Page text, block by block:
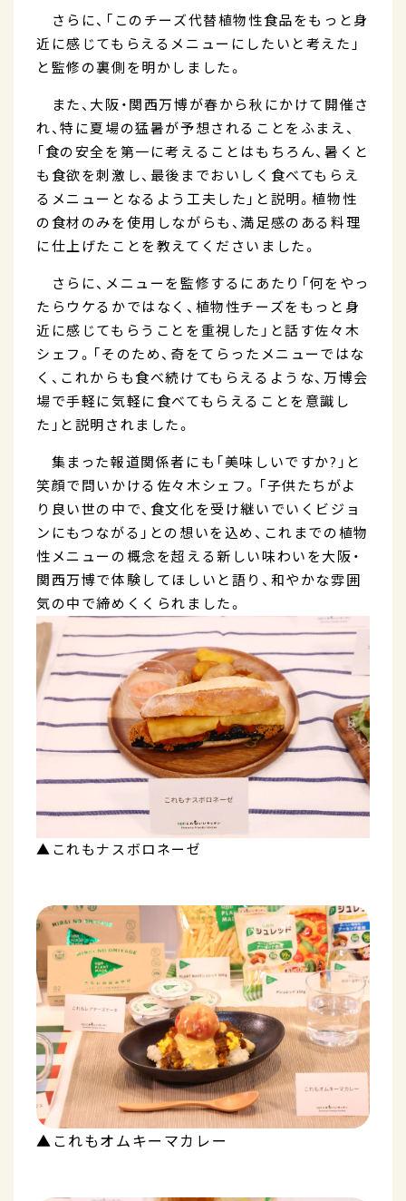
さらに、「このチーズ代替植物性食品をもっと身
近に感じてもらえるメニューにしたいと考えた」
と監修の裏側を明かしました。
また、大阪・関西万博が春から秋にかけて開催さ
れ、特に夏場の猛暑が予想されることをふまえ、
「食の安全を第一に考えることはもちろん、暑くと
も食欲を刺激し、最後までおいしく食べてもらえ
るメニューとなるよう工夫した」と説明。植物性
の食材のみを使用しながらも、満足感のある料理
に仕上げたことを教えてくださいました。
さらに、メニューを監修するにあたり「何をやっ
たらウケるかではなく、植物性チーズをもっと身
近に感じてもらうことを重視した」と話す佐々木
シェフ。「そのため、奇をてらったメニューではな
く、これからも食べ続けてもらえるような、万博会
場で手軽に気軽に食べてもらえることを意識し
た」と説明されました。
集まった報道関係者にも「美味しいですか?」と
笑顔で問いかける佐々木シェフ。「子供たちがよ
り良い世の中で、食文化を受け継いでいくビジョ
ンにもつながる」との想いを込め、これまでの植物
性メニューの概念を超える新しい味わいを大阪・
関西万博で体験してほしいと語り、和やかな雰囲
気の中で締めくくられました。
▲これもナスボロネーゼ
▲これもオムキーマカレー